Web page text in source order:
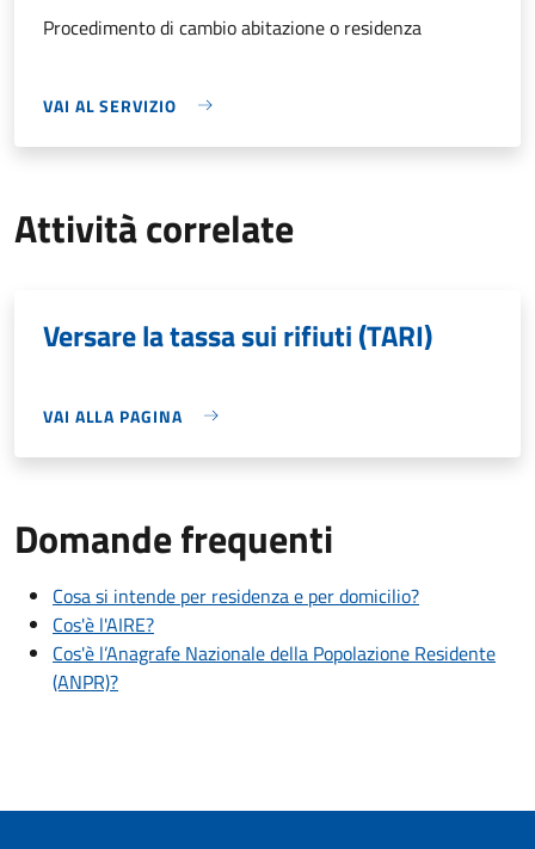
Procedimento di cambio abitazione o residenza
VAI AL SERVIZIO
Attività correlate
Versare la tassa sui rifiuti (TARI)
VAI ALLA PAGINA
Domande frequenti
Cosa si intende per residenza e per domicilio?
Cos'è l'AIRE?
Cos'è l’Anagrafe Nazionale della Popolazione Residente
(ANPR)?